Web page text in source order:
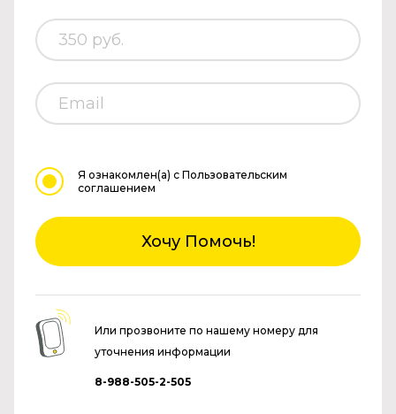
Я ознакомлен(а) с Пользовательским
соглашением
Хочу Помочь!
Или прозвоните по нашему номеру для
уточнения информации
8-988-505-2-505